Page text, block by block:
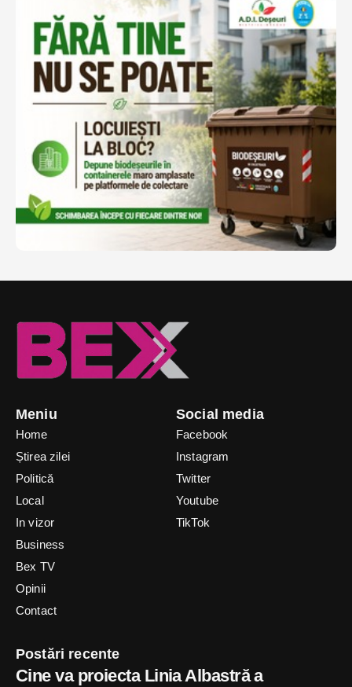
Meniu
Home
Știrea zilei
Politică
Local
In vizor
Business
Bex TV
Opinii
Contact
Social media
Facebook
Instagram
Twitter
Youtube
TikTok
Postări recente
Cine va proiecta Linia Albastră a